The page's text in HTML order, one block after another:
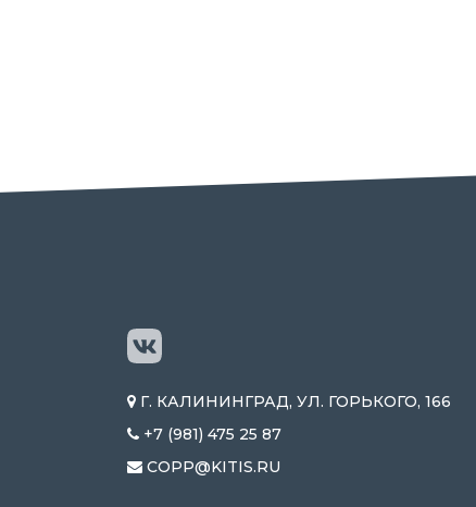
Г. КАЛИНИНГРАД, УЛ. ГОРЬКОГО, 166
+7 (981) 475 25 87
COPP@KITIS.RU